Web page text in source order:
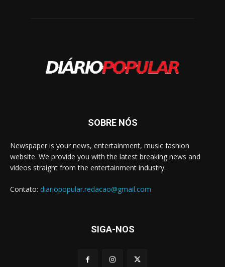
SOBRE NÓS
Newspaper is your news, entertainment, music fashion
website. We provide you with the latest breaking news and
videos straight from the entertainment industry.
Contato: diariopopular.redacao@gmail.com
SIGA-NOS